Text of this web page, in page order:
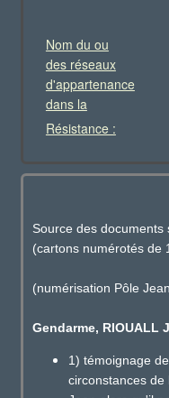
Nom du ou
des réseaux
d'appartenance
dans la
Résistance :
Source des documents
(cartons numérotés de
(numérisation Pôle
Gendarme, RIOUALL
1) témoignage
circonstances de